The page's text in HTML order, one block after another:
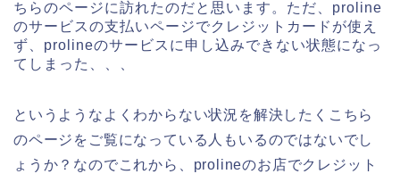
ちらのページに訪れたのだと思います。ただ、proline
のサービスの支払いページでクレジットカードが使え
ず、prolineのサービスに申し込みできない状態になっ
てしまった、、、
というようなよくわからない状況を解決したくこちら
のページをご覧になっている人もいるのではないでし
ょうか？なのでこれから、prolineのお店でクレジット